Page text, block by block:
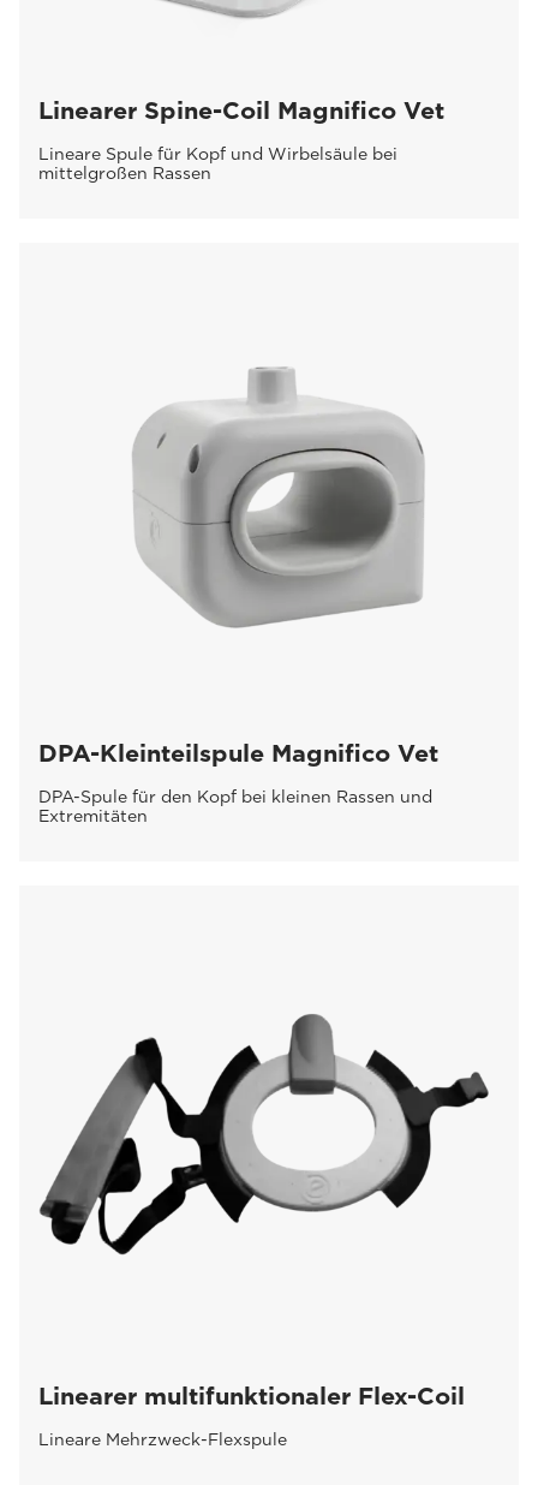
Linearer Spine-Coil Magnifico Vet
Lineare Spule für Kopf und Wirbelsäule bei
mittelgroßen Rassen
DPA-Kleinteilspule Magnifico Vet
DPA-Spule für den Kopf bei kleinen Rassen und
Extremitäten
Linearer multifunktionaler Flex-Coil
Lineare Mehrzweck-Flexspule